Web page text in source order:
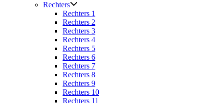
Rechters
Rechters 1
Rechters 2
Rechters 3
Rechters 4
Rechters 5
Rechters 6
Rechters 7
Rechters 8
Rechters 9
Rechters 10
Rechters 11